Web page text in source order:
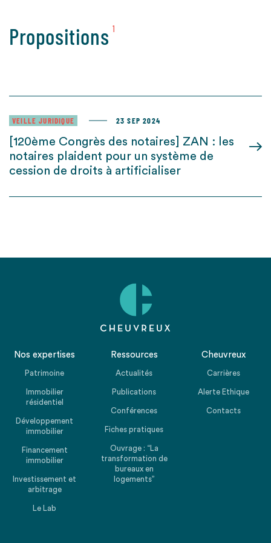
Propositions 1
VEILLE JURIDIQUE 23 SEP 2024
[120ème Congrès des notaires] ZAN : les
notaires plaident pour un système de
cession de droits à artificialiser
Nos expertises
Patrimoine
Immobilier
résidentiel
Développement
immobilier
Financement
immobilier
Investissement et
arbitrage
Le Lab
Ressources
Actualités
Publications
Conférences
Fiches pratiques
Ouvrage : “La
transformation de
bureaux en
logements”
Cheuvreux
Carrières
Alerte Ethique
Contacts